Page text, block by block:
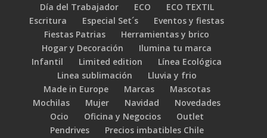
Día del Trabajador
ECO
ECO TEXTIL
Escritura
Especial Set´s
Eventos y fiestas
Fiestas Patrias
Herramientas y brico
Hogar y Decoración
Ilumina tu marca
Infantil
Limited edition
Línea Ecológica
Linea sublimación
Lluvia y frio
Made in Europe
Marcas
Mascotas
Mochilas
Mujer Navidad
Novedades
Ocio
Oficina y Negocios
Outlet
Pendrives
Precios imbatibles Chile